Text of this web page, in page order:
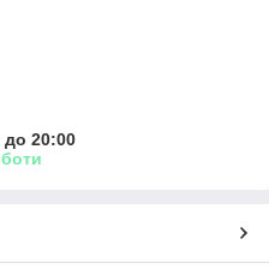
до 20:00